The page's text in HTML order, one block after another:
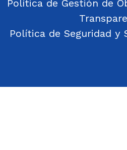
Política de Gestión de
Política de Seguridad y